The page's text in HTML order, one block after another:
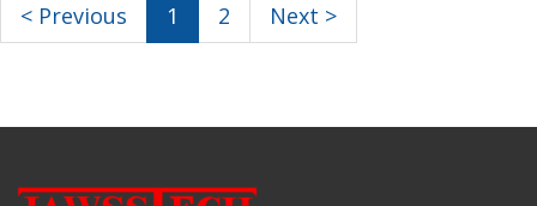
< Previous 1 2 Next >